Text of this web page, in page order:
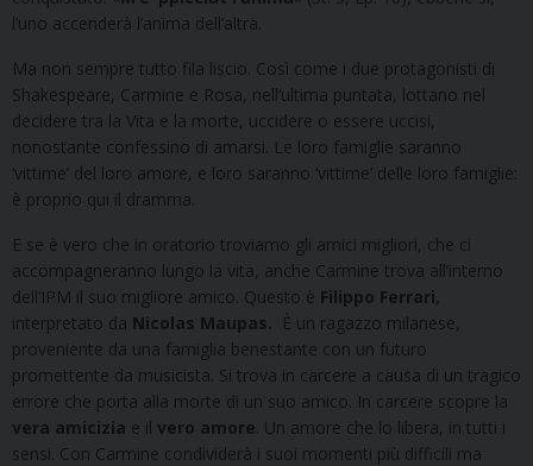
l’uno accenderà l’anima dell’altra.
Ma non sempre tutto fila liscio. Così come i due protagonisti di
Shakespeare, Carmine e Rosa, nell’ultima puntata, lottano nel
decidere tra la Vita e la morte, uccidere o essere uccisi,
nonostante confessino di amarsi. Le loro famiglie saranno
‘vittime’ del loro amore, e loro saranno ‘vittime’ delle loro famiglie:
è proprio qui il dramma.
E se è vero che in oratorio troviamo gli amici migliori, che ci
accompagneranno lungo la vita, anche Carmine trova all’interno
dell’IPM il suo migliore amico. Questo è Filippo Ferrari,
interpretato da Nicolas Maupas. È un ragazzo milanese,
proveniente da una famiglia benestante con un futuro
promettente da musicista. Si trova in carcere a causa di un tragico
errore che porta alla morte di un suo amico. In carcere scopre la
vera amicizia e il vero amore. Un amore che lo libera, in tutti i
sensi. Con Carmine condividerà i suoi momenti più difficili ma